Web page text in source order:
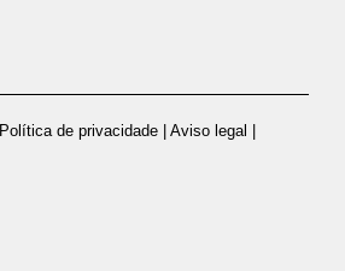
Política de privacidade Aviso legal